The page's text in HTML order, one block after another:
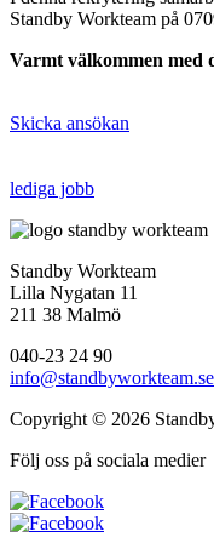
Standby Workteam på
Varmt välkommen med
Skicka ansökan
lediga jobb
Standby Workteam
Lilla Nygatan 11
211 38 Malmö
040-23 24 90
info@standbyworkteam.se
Copyright © 2026
Följ oss på sociala medier